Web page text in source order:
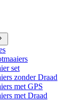
set
zonder Draad
met GPS
met Draad